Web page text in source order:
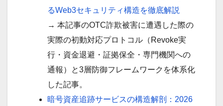
るWeb3セキュリティ構造を徹底解説
→ 本記事のOTC詐欺被害に遭遇した際の
実際の初動対応プロトコル（Revoke実
行・資金退避・証拠保全・専門機関への
通報）と3層防御フレームワークを体系化
した記事。
暗号資産追跡サービスの構造解剖：2026